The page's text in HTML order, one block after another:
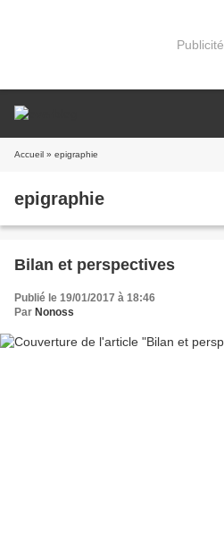
Publicité
Accueil » epigraphie
epigraphie
Bilan et perspectives
Publié le 19/01/2017 à 18:46
Par Nonoss